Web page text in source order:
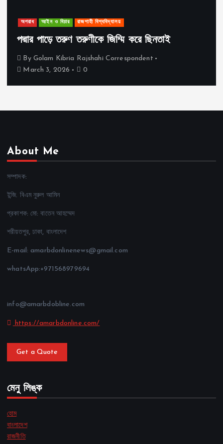
অপরাধ আইন ও বিচার রাজশাহী বিশ্ববিদ্যালয়
পদ্মার পাড়ে তরুণ তরুণীকে জিম্মি করে ছিনতাই
By Golam Kibria Rajshahi Correspondent
March 3, 2026
0
About Me
সম্পাদক:
ইন্জি. বিএম নুরুল আমিন
প্রকাশক: মো: বাতেন আহম্মেদ
শরীয়তপুর, ঢাকা, বাংলাদেশ
E-mail: amarbdonlinenews@gmail.com
whatsApp:+971568979694
info@amarbdobline.com
https://amarbdonline.com/
Get a Quote
মেনু লিঙ্ক
হোম
বাংলাদেশ
রাজনীতি